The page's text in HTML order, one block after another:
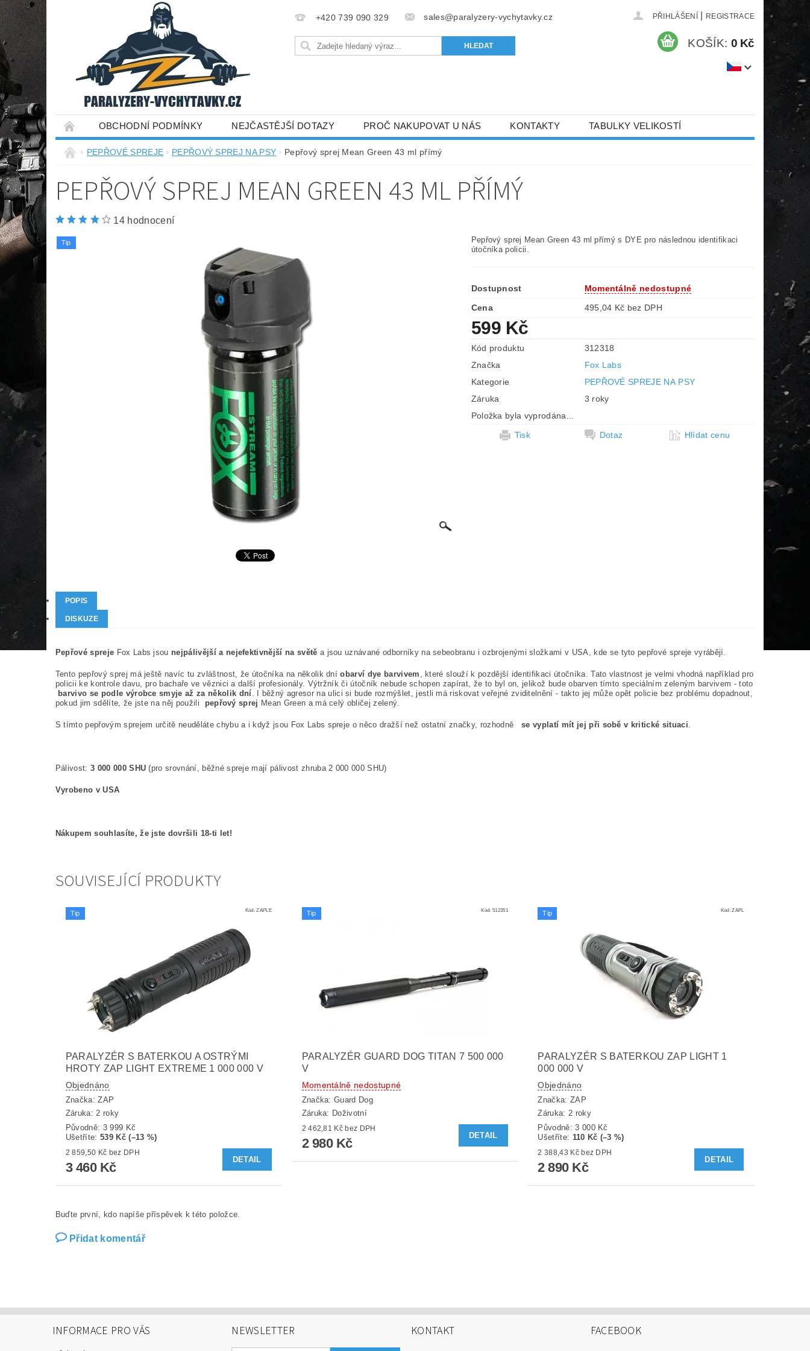
+420 739 090 329 sales@paralyzery-vychytavky.cz PŘIHLÁŠENÍ REGISTRACE
KOŠÍK: 0 Kč
OBCHODNÍ PODMÍNKY NEJČASTĚJŠÍ DOTAZY PROČ NAKUPOVAT U NÁS KONTAKTY TABULKY VELIKOSTÍ
PEPŘOVÉ SPREJE PEPŘOVÝ SPREJ NA PSY Pepřový sprej Mean Green 43 ml přímý
PEPŘOVÝ SPREJ MEAN GREEN 43 ML PŘÍMÝ
14 hodnocení
Tip
Pepřový sprej Mean Green 43 ml přímý s DYE pro následnou identifikaci
útočníka policii.
Dostupnost
Momentálně nedostupné
Cena
495,04 Kč bez DPH
599 Kč
Kód produktu
312318
Značka
Fox Labs
Kategorie
PEPŘOVÉ SPREJE NA PSY
Záruka
3 roky
Položka byla vyprodána...
Tisk
Dotaz Hlídat cenu
POPIS
DISKUZE
Pepřové spreje Fox Labs jsou nejpálivější a nejefektivnější na světě a jsou uznávané odborníky na sebeobranu i ozbrojenými složkami v USA, kde se tyto pepřové spreje vyrábějí.
Tento pepřový sprej má ještě navíc tu zvláštnost, že útočníka na několik dníobarví dye barvivem , které slouží k pozdější identifikaci útočníka. Tato vlastnost je velmi vhodná například pro
policii ke kontrole davu, pro bachaře ve věznici a další profesionály. Výtržník či útočník nebude schopen zapírat, že to byl on, jelikož bude obarven tímto speciálním zeleným barvivem - toto
barvivo se podle výrobce smyje až za několik dní. I běžný agresor na ulici si bude rozmýšlet, jestli má riskovat veřejné zviditelnění - takto jej může opět policie bez problému dopadnout,
pokud jim sdělíte, že jste na něj použili pepřový sprej Mean Green a má celý obličej zelený.
S tímto pepřovým sprejem určitě neuděláte chybu a i když jsou Fox Labs spreje o něco dražší než ostatní značky, rozhodněse vyplatí mít jej při sobě v kritické situaci.
Pálivost: 3 000 000 SHU (pro srovnání, běžné spreje mají pálivost zhruba 2 000 000 SHU)
Vyrobeno v USA
Nákupem souhlasíte, že jste dovršili 18-ti let!
SOUVISEJÍCÍ PRODUKTY
Tip Kód:ZAPLE
PARALYZÉR S BATERKOU A OSTRÝMI
HROTY ZAP LIGHT EXTREME 1 000 000 V
Objednáno
Značka:ZAP
Záruka: 2 roky
Původně: 3 999 Kč
Ušetříte: 539 Kč (–13 %)
2 859,50 Kč bez DPH
3 460 Kč
DETAIL
Tip Kód: 512351
PARALYZÉR GUARD DOG TITAN 7 500 000
V
Momentálně nedostupné
Značka:Guard Dog
Záruka: Doživotní
2 462,81 Kč bez DPH
2 980 Kč
DETAIL
Tip Kód:ZAPL
PARALYZÉR S BATERKOU ZAP LIGHT 1
000 000 V
Objednáno
Značka: ZAP
Záruka: 2 roky
Původně:3 000 Kč
Ušetříte: 110 Kč (–3 %)
2 388,43 Kč bez DPH
2 890 Kč
DETAIL
Buďte první, kdo napíše příspěvek k této položce.
Přidat komentář
INFORMACE PRO VÁS NEWSLETTER KONTAKT FACEBOOK